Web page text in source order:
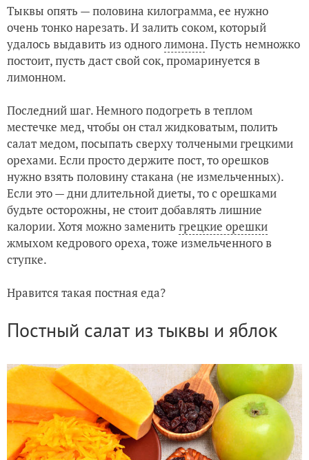
Тыквы опять — половина килограмма, ее нужно
очень тонко нарезать. И залить соком, который
удалось выдавить из одноголимона. Пусть немножко
постоит, пусть даст свой сок, промаринуется в
лимонном.
Последний шаг. Немного подогреть в теплом
местечке мед, чтобы он стал жидковатым, полить
салат медом, посыпать сверху толчеными грецкими
орехами. Если просто держите пост, то орешков
нужно взять половину стакана (не измельченных).
Если это — дни длительной диеты, то с орешками
будьте осторожны, не стоит добавлять лишние
калории. Хотя можно заменить грецкие орешки
жмыхом кедрового ореха, тоже измельченного в
ступке.
Нравится такая постная еда?
Постный салат из тыквы и яблок